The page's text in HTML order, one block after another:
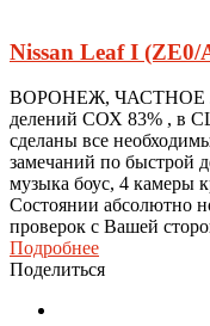
Nissan Leaf I
ВОРОНЕЖ, ЧАСТНОЕ
делений СОХ 83% , в
сделаны все
замечаний по быстрой
музыка боус, 4 камеры
Состоянии абсолютно
проверок с Вашей
Подробнее
Поделиться